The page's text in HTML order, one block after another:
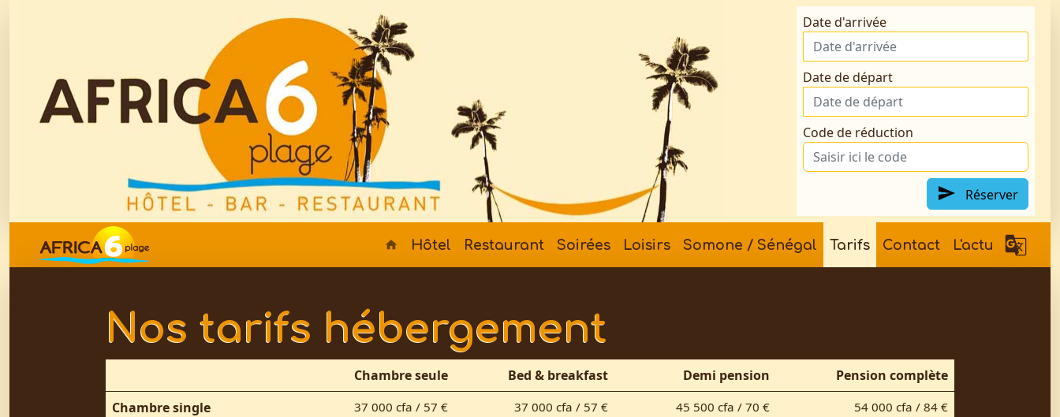
Date d'arrivée
Date de départ
Code de réduction
Réserver
Hôtel Restaurant Soirées Loisirs Somone / Sénégal Tarifs Contact L'actu
Nos tarifs hébergement
Chambre seule Bed & breakfast Demi pension
Pension complète
Chambre single
37 000 cfa / 57 € 37 000 cfa / 57 € 45 500 cfa / 70 € 54 000 cfa / 84 €